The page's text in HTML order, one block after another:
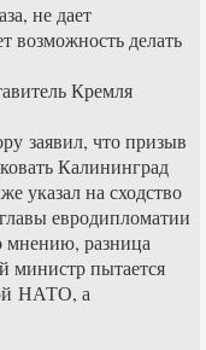
не дает
возможность делать
Кремля
заявил, что призыв
Калининград
указал на сходство
евродипломатии
мнению, разница
министр пытается
НАТО, а